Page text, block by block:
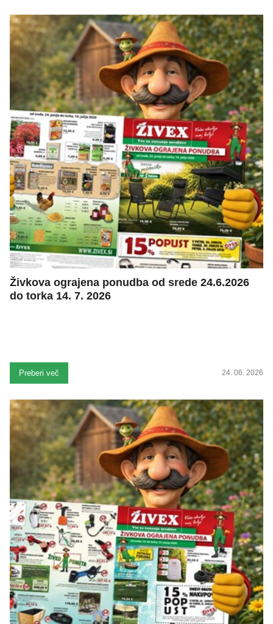
Živkova ograjena ponudba od srede 24.6.2026
do torka 14. 7. 2026
Preberi več 24. 06. 2026